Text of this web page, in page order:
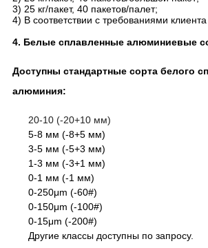
3) 25 кг/пакет, 40 пакетов/палет;
4) В соответствии с требованиями клиента
4. Белые сплавленные алюминиевые
Доступны стандартные сорта белого
алюминия:
20-10 (-20+10 мм)
5-8 мм (-8+5 мм)
3-5 мм (-5+3 мм)
1-3 мм (-3+1 мм)
0-1 мм (-1 мм)
0-250μm (-60#)
0-150μm (-100#)
0-15μm (-200#)
Другие классы доступны по запросу.